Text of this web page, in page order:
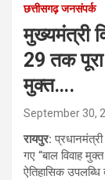
छत्तीसगढ़ जनसंपर्क
मुख्यमंत्री
29 तक पूरा
मुक्त….
September 30,
रायपुर:
गए “बाल विवाह
ऐतिहासिक